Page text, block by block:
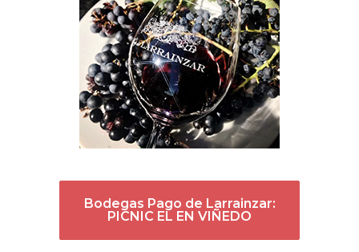
Bodegas Pago de Larrainzar:
PICNIC EL EN VIÑEDO